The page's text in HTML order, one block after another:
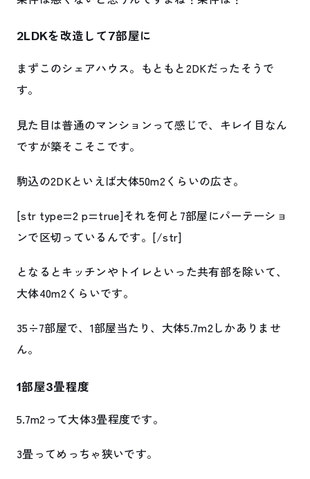
2LDKを改造して7部屋に
まずこのシェアハウス。もともと2DKだったそうで
す。
見た目は普通のマンションって感じで、キレイ目なん
ですが築そこそこです。
駒込の2DKといえば大体50m2くらいの広さ。
[str type=2 p=true]それを何と7部屋にパーテーショ
ンで区切っているんです。[/str]
となるとキッチンやトイレといった共有部を除いて、
大体40m2くらいです。
35÷7部屋で、1部屋当たり、大体5.7m2しかありませ
ん。
1部屋3畳程度
5.7m2って大体3畳程度です。
3畳ってめっちゃ狭いです。